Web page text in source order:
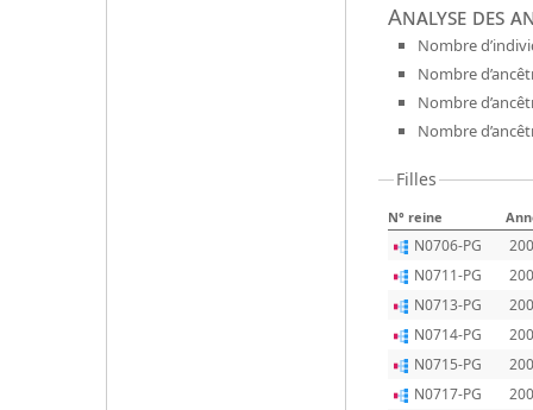
Analyse des
Nombre
Nombre
Nombre
Nombre
Filles
N° reine
N0706-PG
N0711-PG
N0713-PG
N0714-PG
N0715-PG
N0717-PG